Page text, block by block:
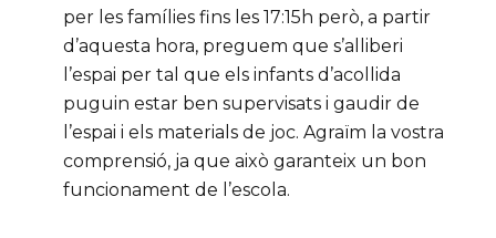
per les famílies fins les 17:15h però, a partir
d’aquesta hora, preguem que s’alliberi
l’espai per tal que els infants d’acollida
puguin estar ben supervisats i gaudir de
l’espai i els materials de joc. Agraïm la vostra
comprensió, ja que això garanteix un bon
funcionament de l’escola.